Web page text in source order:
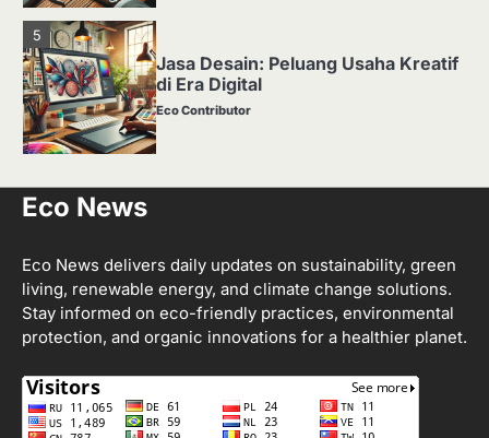
5
Jasa Desain: Peluang Usaha Kreatif
di Era Digital
Eco Contributor
Eco Contributor
Sederhana untuk Pemula
Eco Contributor
Eco News
Eco News delivers daily updates on sustainability, green
living, renewable energy, and climate change solutions.
Stay informed on eco-friendly practices, environmental
protection, and organic innovations for a healthier planet.